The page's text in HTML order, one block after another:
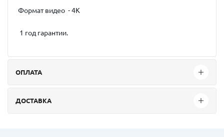
Формат видео - 4K
1 год гарантии.
ОПЛАТА
ДОСТАВКА